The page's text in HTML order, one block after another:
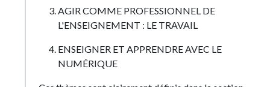
AGIR COMME PROFESSIONNEL DE
L'ENSEIGNEMENT : LE TRAVAIL
ENSEIGNER ET APPRENDRE AVEC LE
NUMÉRIQUE